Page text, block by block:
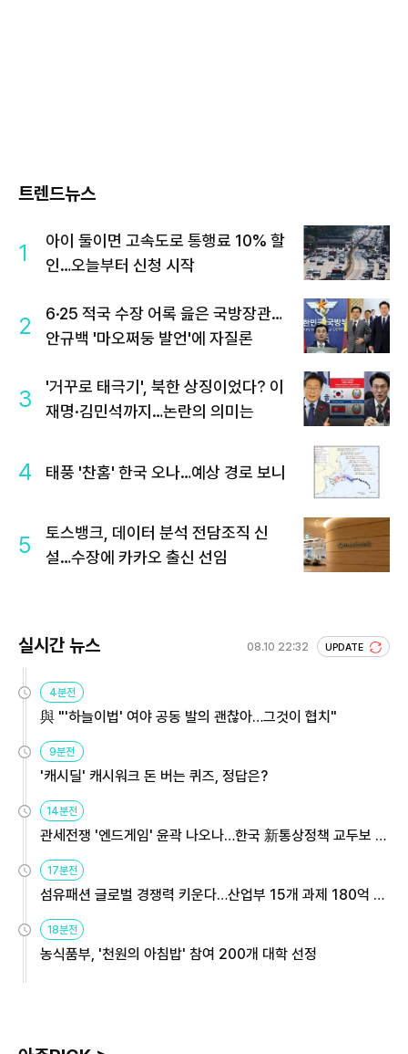
트렌드뉴스
1
아이 둘이면 고속도로 통행료 10% 할
인…오늘부터 신청 시작
2
6·25 적국 수장 어록 읊은 국방장관…
안규백 '마오쩌둥 발언'에 자질론
3
'거꾸로 태극기', 북한 상징이었다? 이
재명·김민석까지…논란의 의미는
4 태풍 '찬홈' 한국 오나…예상 경로 보니
5
토스뱅크, 데이터 분석 전담조직 신
설…수장에 카카오 출신 선임
실시간 뉴스 08.10 22:32 UPDATE
4분전
與 "'하늘이법' 여야 공동 발의 괜찮아…그것이 협치"
9분전
'캐시딜' 캐시워크 돈 버는 퀴즈, 정답은?
14분전
관세전쟁 '엔드게임' 윤곽 나오나…한국 新통상정책 교두보 활
용해야
17분전
섬유패션 글로벌 경쟁력 키운다…산업부 15개 과제 180억 지
원
18분전
농식품부, '천원의 아침밥' 참여 200개 대학 선정